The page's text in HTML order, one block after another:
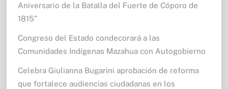
Aniversario de la Batalla del Fuerte de Cóporo de
1815”
Congreso del Estado condecorará a las
Comunidades Indígenas Mazahua con Autogobierno
Celebra Giulianna Bugarini aprobación de reforma
que fortalece audiencias ciudadanas en los